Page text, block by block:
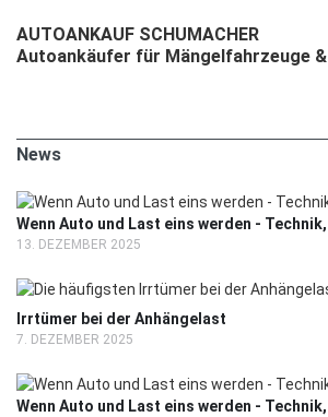
AUTOANKAUF SCHUMACHER
Autoankäufer für Mängelfahrzeuge
News
Wenn Auto und Last eins werden -
13. DEZEMBER 2025
Irrtümer bei der Anhängelast
7. DEZEMBER 2025
Wenn Auto und Last eins werden -